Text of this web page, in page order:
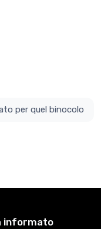
per quel binocolo
informato